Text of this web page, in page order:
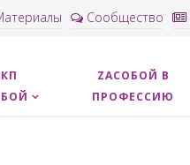
Сообщество
ZACОБОЙ В
ПРОФЕССИЮ